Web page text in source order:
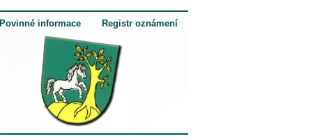
Povinné informace Registr oznámení